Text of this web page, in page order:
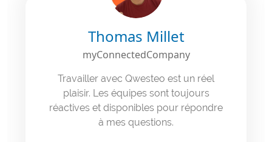
Thomas Millet
myConnectedCompany
Travailler avec Qwesteo est un réel
plaisir. Les équipes sont toujours
réactives et disponibles pour répondre
à mes questions.